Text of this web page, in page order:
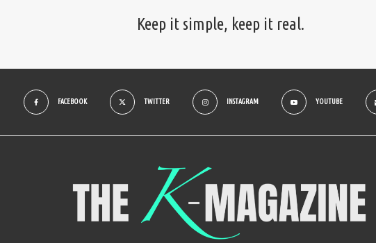
Keep it simple, keep it real.
FACEBOOK TWITTER INSTAGRAM YOUTUBE